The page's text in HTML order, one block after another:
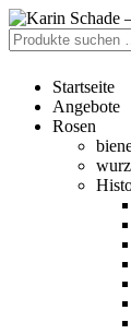
Zur
Navigation
springen
Zum
Inhalt
springen
Suchen
nach:
Startseite
Angebote
Rosen